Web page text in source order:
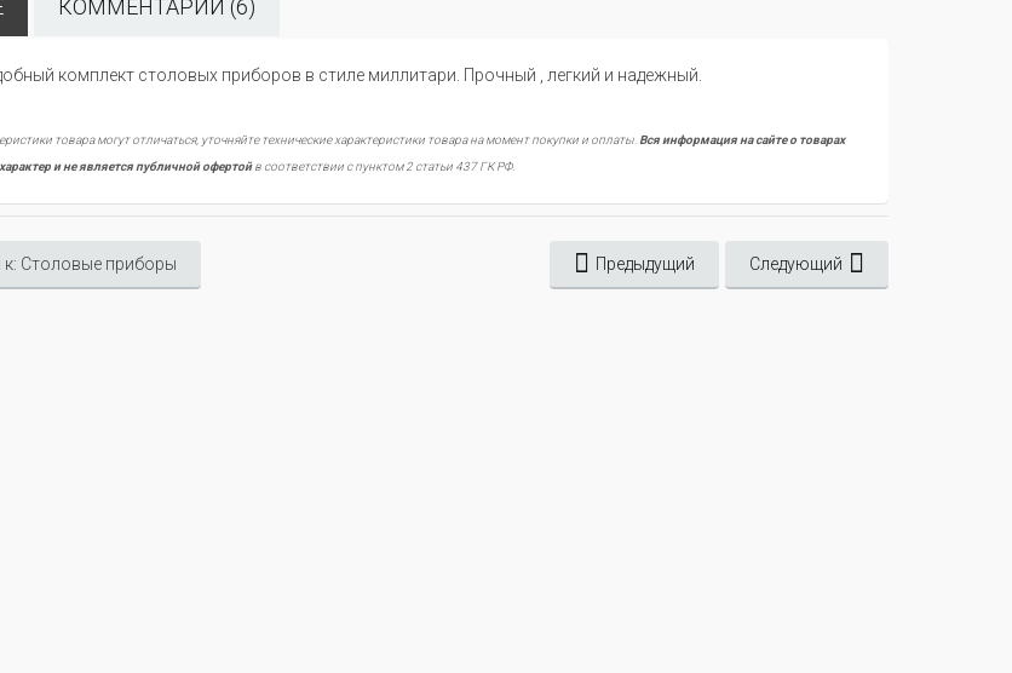
КОММЕНТАРИИ (6)
комплект столовых приборов в стиле миллитари. Прочный , легкий и надежный.
товара могут отличаться, уточняйте технические характеристики товара на момент покупки и оплаты. Вся информация на сайте о товарах
и не является публичной офертойв соответствии с пунктом 2 статьи 437 ГК РФ.
к: Столовые приборы Предыдущий Следующий